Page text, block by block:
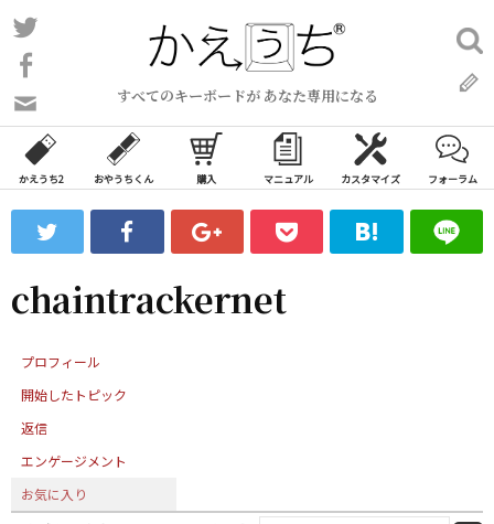
コ
ン
ン
ツ
ス
ッ
すべてのキーボードが あなた専用になる
い
合
わ
フ
ォ
ム
検
索:
かえうち2 おやうちくん 購入 マニュアル カスタマイズ フォーラム
chaintrackernet
プロフィール
開始したトピック
返信
エンゲージメント
お気に入り